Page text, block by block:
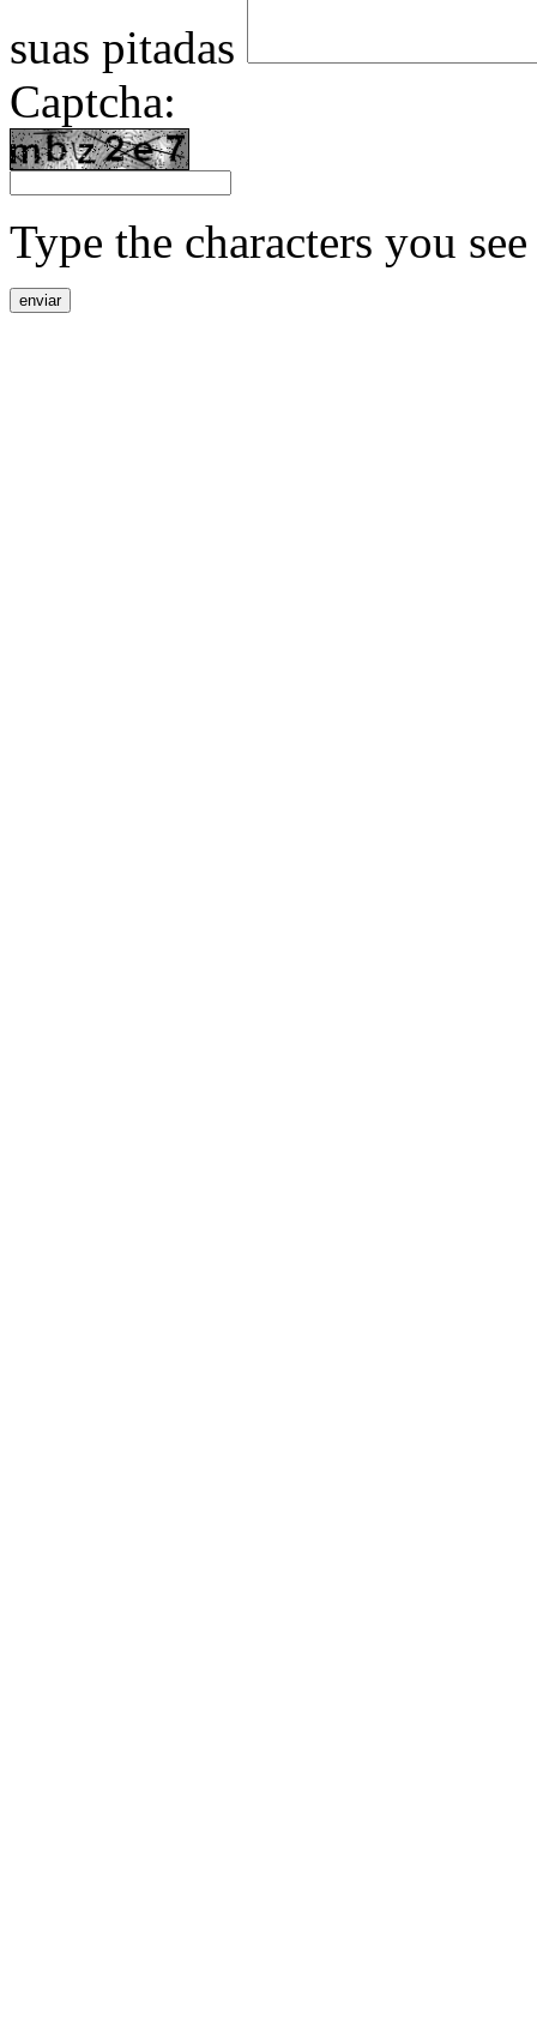
suas pitadas
Captcha:
Type the characters you